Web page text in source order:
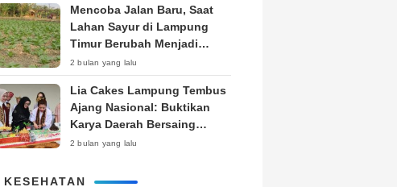
Mencoba Jalan Baru, Saat
Lahan Sayur di Lampung
Timur Berubah Menjadi
Kebun Tembakau
2 bulan yang lalu
Lia Cakes Lampung Tembus
Ajang Nasional: Buktikan
Karya Daerah Bersaing
Setara Kota Besar
2 bulan yang lalu
KESEHATAN